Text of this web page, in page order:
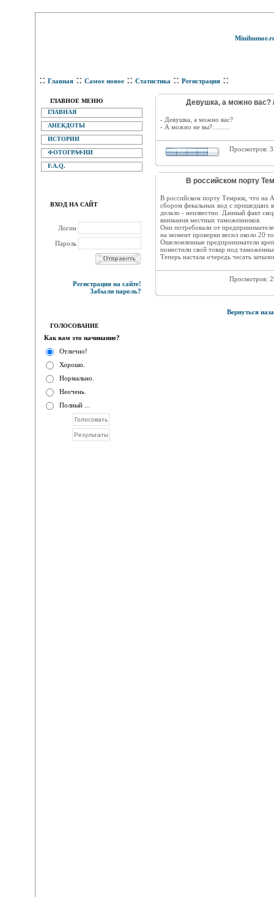
:: Главная :: Самое новое :: Статистика :: Регистрация ::
ГЛАВНОЕ МЕНЮ
ГЛАВНАЯ
АНЕКДОТЫ
ИСТОРИИ
ФОТОГРАФИИ
F.A.Q.
ВХОД НА САЙТ
Логин
Пароль
Регистрация на сайте!
Забыли пароль?
ГОЛОСОВАНИЕ
Как вам это начинание?
Отлично!
Хорошо.
Нормально.
Неочень.
Полный ...
Девушка, а можно вас?
- Девушка, а можно вас?
- А можно не вы?..........
Просмотров:
В российском порту
В российском порту Темрюк, что на
сбором фекальных вод с пришедших
делало - неизвестно. Данный факт
внимания местных таможенников.
Они потребовали от
на момент проверки весил около 20
Ошеломленные предприниматели
поместили свой товар под
Теперь настала очередь чесать
Просмотров:
Вернуться